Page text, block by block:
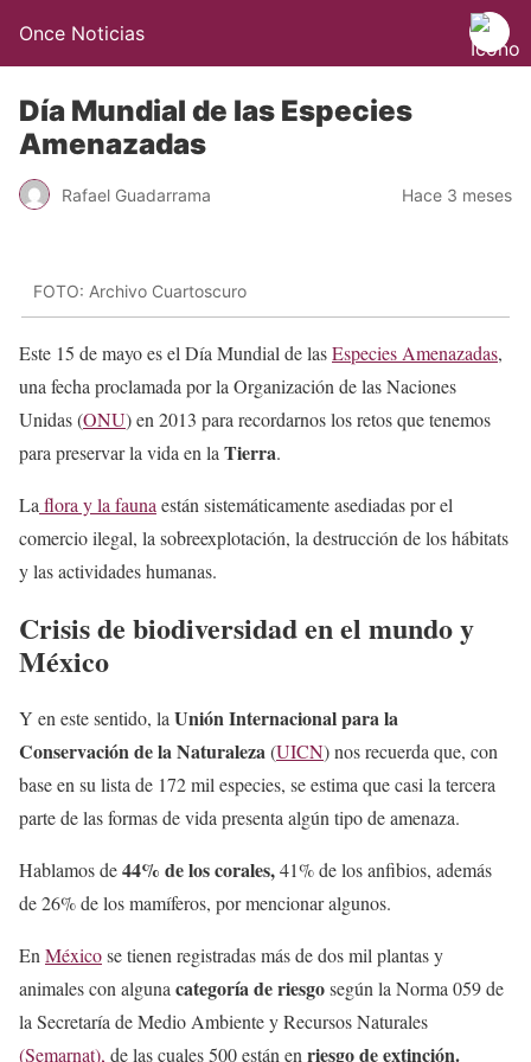
Once Noticias
Día Mundial de las Especies
Amenazadas
Rafael Guadarrama Hace 3 meses
FOTO: Archivo Cuartoscuro
Este 15 de mayo es el Día Mundial de lasEspecies Amenazadas,
una fecha proclamada por la Organización de las Naciones
Unidas (ONU) en 2013 para recordarnos los retos que tenemos
para preservar la vida en la Tierra.
La flora y la fauna están sistemáticamente asediadas por el
comercio ilegal, la sobreexplotación, la destrucción de los hábitats
y las actividades humanas.
Crisis de biodiversidad en el mundo y
México
Y en este sentido, la Unión Internacional para la
Conservación de la Naturaleza (UICN) nos recuerda que, con
base en su lista de 172 mil especies, se estima que casi la tercera
parte de las formas de vida presenta algún tipo de amenaza.
Hablamos de44% de los corales,41% de los anfibios, además
de 26% de los mamíferos, por mencionar algunos.
En Méxicose tienen registradas más de dos mil plantas y
animales con alguna categoría de riesgosegún la Norma 059 de
la Secretaría de Medio Ambiente y Recursos Naturales
(Semarnat), de las cuales 500 están en riesgo de extinción.